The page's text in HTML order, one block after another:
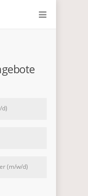
d)
(m/w/d)